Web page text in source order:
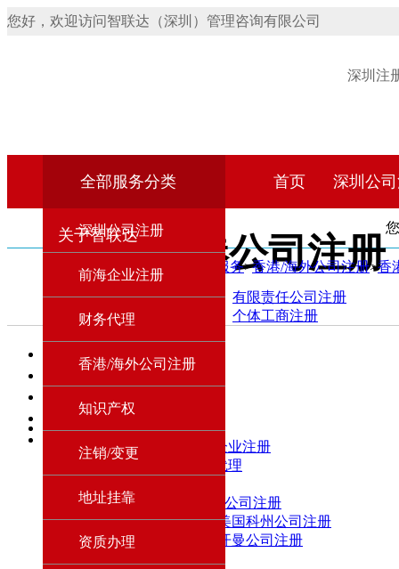
您好，欢迎访问智联达（深圳）管理咨询有限公司
深圳注
全部服务分类
深圳公司注册
前海企业注册
财务代理
香港/海外公司注册
知识产权
注销/变更
地址挂靠
资质办理
首页 深圳公
关于智联达 香港公司注册
首页 产品服务>香港/海外公司注册>香
服务产品： 深圳公司注册
有限责任公司注册
个体工商注册
合伙企业注册
外资企业注册
无地域核名
刻章服务
前海企业注册
前海企业注册：
前海企业注册
财务代理
财务代理：
香港/海外公司注册
美国科州公司注册
开曼公司注册
上一页
下一页